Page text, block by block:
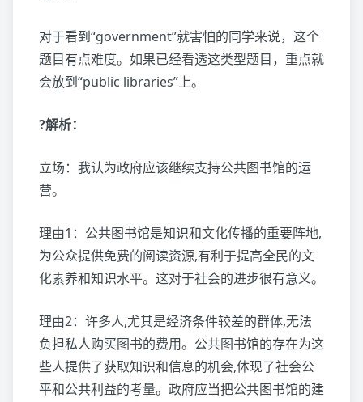
对于看到“government”就害怕的同学来说，这个
题目有点难度。如果已经看透这类型题目，重点就
会放到“public libraries”上。
?解析：
立场：我认为政府应该继续支持公共图书馆的运
营。
理由1：公共图书馆是知识和文化传播的重要阵地,
为公众提供免费的阅读资源,有利于提高全民的文
化素养和知识水平。这对于社会的进步很有意义。
理由2：许多人,尤其是经济条件较差的群体,无法
负担私人购买图书的费用。公共图书馆的存在为这
些人提供了获取知识和信息的机会,体现了社会公
平和公共利益的考量。政府应当把公共图书馆的建